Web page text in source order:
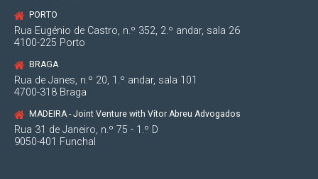
PORTO
Rua Eugénio de Castro, n.º 352, 2.º andar, sala 26
4100-225 Porto
BRAGA
Rua de Janes, n.º 20, 1.º andar, sala 101
4700-318 Braga
MADEIRA - Joint Venture with Vítor Abreu Advogados
Rua 31 de Janeiro, n.º 75 - 1.º D
9050-401 Funchal